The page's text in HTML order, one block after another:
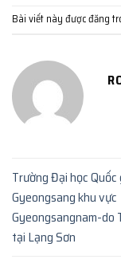
Bài viết này được đăng
Trường Đại học Quốc
Gyeongsang khu vực
Gyeongsangnam-do
tại Lạng Sơn